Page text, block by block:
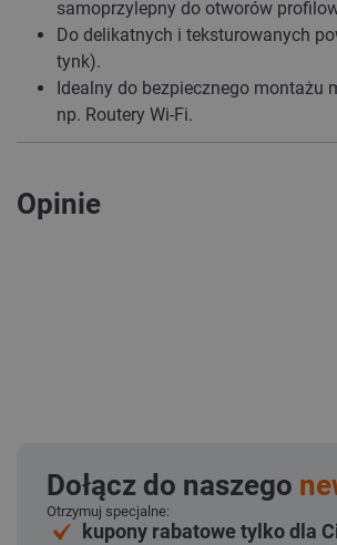
samoprzylepny do otworów
Do delikatnych i teksturowanych
tynk).
Idealny do bezpiecznego montażu
np. Routery Wi-Fi.
Opinie
Dołącz do naszego
Otrzymuj specjalne:
kupony rabatowe tylko dla